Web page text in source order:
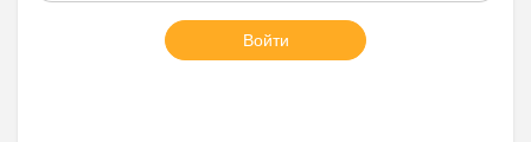
Войти